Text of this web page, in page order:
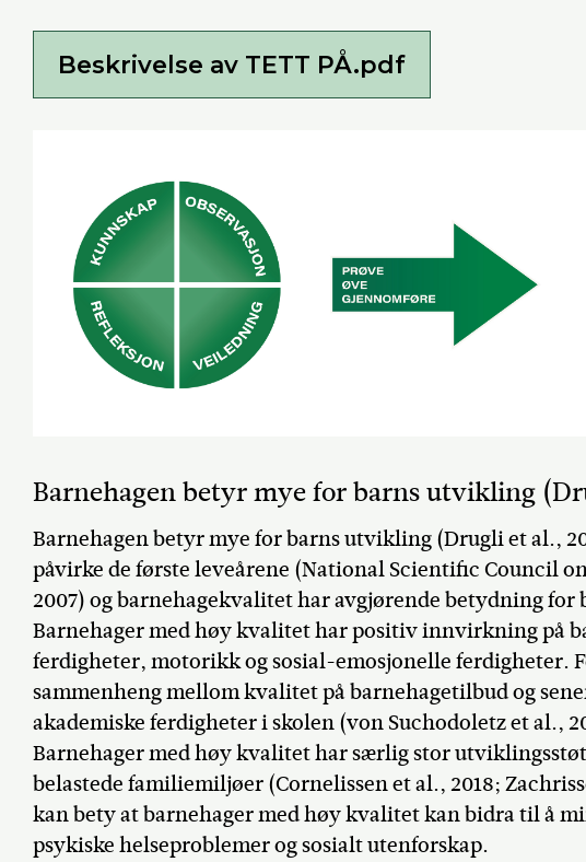
Beskrivelse av TETT PÅ.pdf
Barnehagen betyr mye for barns utvikling
Barnehagen betyr mye for barns utvikling (Drugli et al.,
påvirke de første leveårene (National Scientific Council
2007) og barnehagekvalitet har avgjørende betydning
Barnehager med høy kvalitet har positiv innvirkning på
ferdigheter, motorikk og sosial-emosjonelle ferdigheter.
sammenheng mellom kvalitet på barnehagetilbud og
akademiske ferdigheter i skolen (von Suchodoletz et al.,
Barnehager med høy kvalitet har særlig stor
belastede familiemiljøer (Cornelissen et al., 2018;
kan bety at barnehager med høy kvalitet kan bidra til å
psykiske helseproblemer og sosialt utenforskap.